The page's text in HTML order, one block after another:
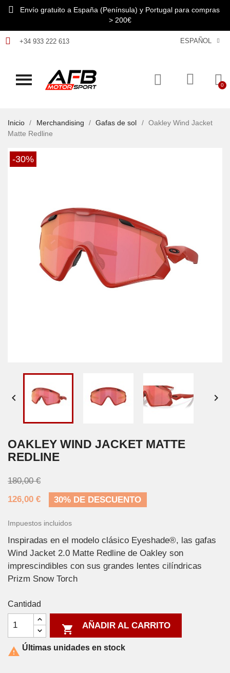
Envío gratuito a España (Península) y Portugal para compras
> 200€
+34 933 222 613 ESPAÑOL
Inicio Merchandising Gafas de sol
Oakley Wind Jacket
Matte Redline
-30%
 
OAKLEY WIND JACKET MATTE
REDLINE
180,00 €
126,00 €
30% DE DESCUENTO
Impuestos incluidos
Inspiradas en el modelo clásico Eyeshade®, las gafas
Wind Jacket 2.0 Matte Redline de Oakley son
imprescindibles con sus grandes lentes cilíndricas
Prizm Snow Torch
Cantidad
 AÑADIR AL CARRITO
 Últimas unidades en stock